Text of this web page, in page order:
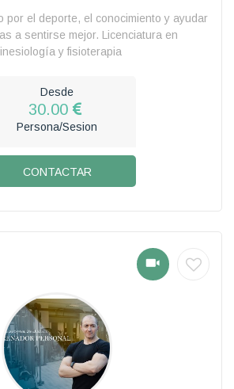
por el deporte, el conocimiento y ayudar
a sentirse mejor. Licenciatura en
y fisioterapia
Desde
30.00
Persona/Sesion
CONTACTAR